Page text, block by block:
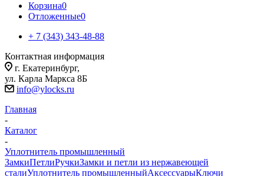
Корзина0
Отложенные0
+ 7 (343) 343-48-88
Контактная информация
г. Екатеринбург,
ул. Карла Маркса 8Б
info@ylocks.ru
Главная
-
Каталог
-
Уплотнитель промышленный
ЗамкиПетлиРучкиЗамки и петли из нержавеющей
сталиУплотнитель промышленныйАксессуарыКлючи